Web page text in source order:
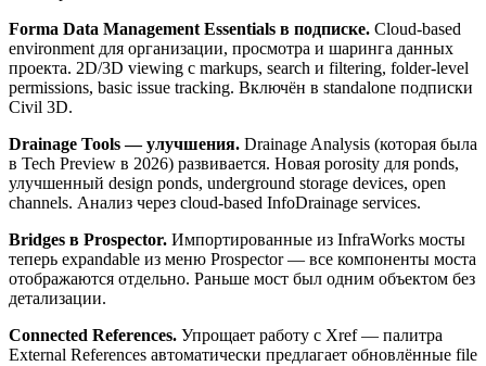
Forma Data Management Essentials в подписке. Cloud-based
environment для организации, просмотра и шаринга данных
проекта. 2D/3D viewing с markups, search и filtering, folder-level
permissions, basic issue tracking. Включён в standalone подписки
Civil 3D.
Drainage Tools — улучшения. Drainage Analysis (которая была
в Tech Preview в 2026) развивается. Новая porosity для ponds,
улучшенный design ponds, underground storage devices, open
channels. Анализ через cloud-based InfoDrainage services.
Bridges в Prospector. Импортированные из InfraWorks мосты
теперь expandable из меню Prospector — все компоненты моста
отображаются отдельно. Раньше мост был одним объектом без
детализации.
Connected References. Упрощает работу с Xref — палитра
External References автоматически предлагает обновлённые file